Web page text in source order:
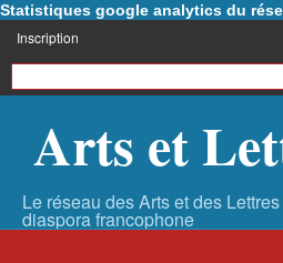
Statistiques google analytics du
Inscription
Arts et